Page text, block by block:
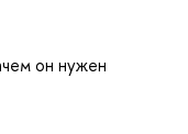
он нужен